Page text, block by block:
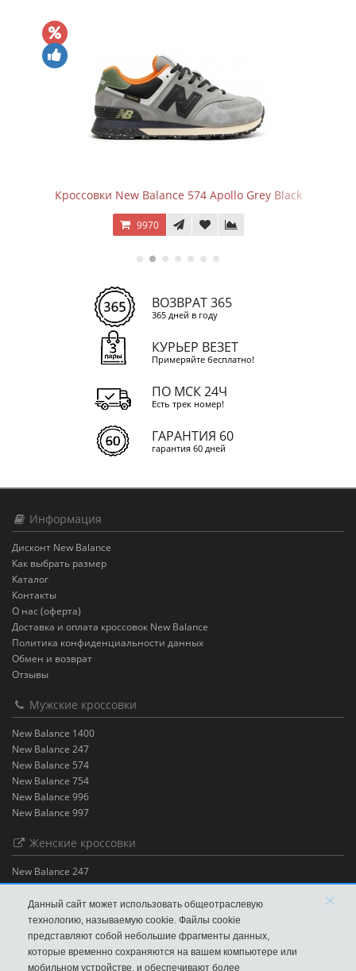
Кроссовки New Balance 574 Apollo Grey Black
9970
ВОЗВРАТ 365
365 дней в году
КУРЬЕР ВЕЗЕТ
Примеряйте бесплатно!
ПО МСК 24Ч
Есть трек номер!
ГАРАНТИЯ 60
гарантия 60 дней
Информация
Дисконт New Balance
Как выбрать размер
Каталог
Контакты
О нас (оферта)
Доставка и оплата кроссовок New Balance
Политика конфиденциальности данных
Обмен и возврат
Отзывы
Мужские кроссовки
New Balance 1400
New Balance 247
New Balance 574
New Balance 754
New Balance 996
New Balance 997
Женские кроссовки
New Balance 247
New Balance 530
New Balance 574
New Balance 580
New Balance 996
Одежда New Balance
Брюки New Balance
Данный сайт может использовать общеотраслевую
технологию, называемую cookie. Файлы cookie
представляют собой небольшие фрагменты данных,
которые временно сохраняются на вашем компьютере или
мобильном устройстве, и обеспечивают более
×